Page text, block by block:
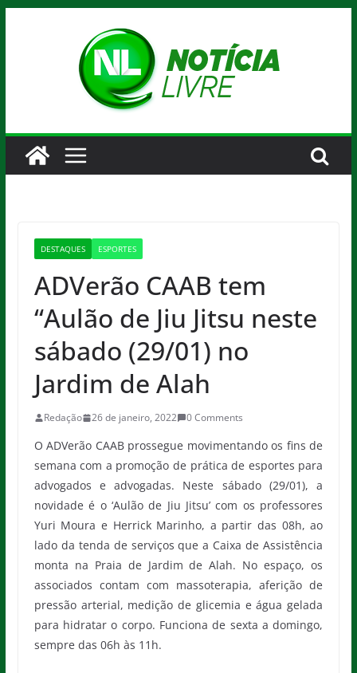
DESTAQUES ESPORTES
ADVerão CAAB tem
“Aulão de Jiu Jitsu neste
sábado (29/01) no
Jardim de Alah
Redação 26 de janeiro, 2022 0 Comments
O ADVerão CAAB prossegue movimentando os fins de
semana com a promoção de prática de esportes para
advogados e advogadas. Neste sábado (29/01), a
novidade é o ‘Aulão de Jiu Jitsu’ com os professores
Yuri Moura e Herrick Marinho, a partir das 08h, ao
lado da tenda de serviços que a Caixa de Assistência
monta na Praia de Jardim de Alah. No espaço, os
associados contam com massoterapia, aferição de
pressão arterial, medição de glicemia e água gelada
para hidratar o corpo. Funciona de sexta a domingo,
sempre das 06h às 11h.